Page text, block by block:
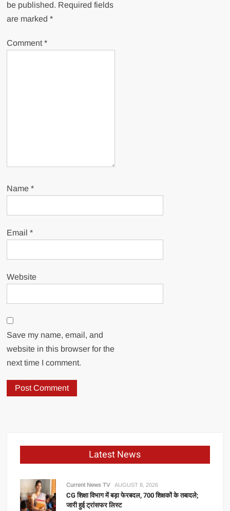
be published. Required fields
are marked*
Comment*
Name*
Email*
Website
Save my name, email, and
website in this browser for the
next time I comment.
Latest News
Current News TV AUGUST 8, 2026
CG शिक्षा विभाग में बड़ा फेरबदल, 700 शिक्षकों के तबादले;
जारी हुई ट्रांसफर लिस्ट